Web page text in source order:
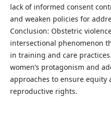
lack of informed consent
and weaken policies for
Conclusion: Obstetric
intersectional phenomenon
in training and care
women’s protagonism and
approaches to ensure equity
reproductive rights.